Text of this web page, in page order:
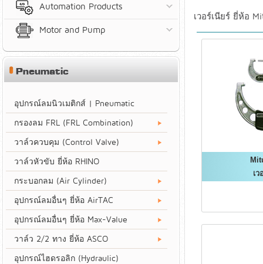
เวอร์เนียร์ ยี่ห้อ
เ
Automation Products
Motor and Pump
Pneumatic
อุปกรณ์ลมนิวเมติกส์ | Pneumatic
กรองลม FRL (FRL Combination)
วาล์วควบคุม (Control Valve)
วาล์วหัวขับ ยี่ห้อ RHINO
กระบอกลม (Air Cylinder)
อุปกรณ์ลมอื่นๆ ยี่ห้อ AirTAC
อุปกรณ์ลมอื่นๆ ยี่ห้อ Max-Value
วาล์ว 2/2 ทาง ยี่ห้อ ASCO
อุปกรณ์ไฮดรอลิก (Hydraulic)